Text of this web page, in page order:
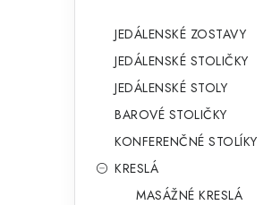
JEDÁLENSKÉ ZOSTAVY
JEDÁLENSKÉ STOLIČKY
JEDÁLENSKÉ STOLY
BAROVÉ STOLIČKY
KONFERENČNÉ STOLÍKY
KRESLÁ
MASÁŽNÉ KRESLÁ